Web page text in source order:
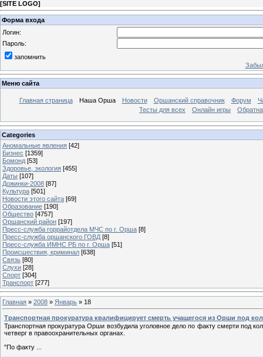
[SITE LOGO]
Форма входа
Логин:
Пароль:
запомнить
Меню сайта
Главная страница Наша Орша Новости Оршанский справочник Форум
Тесты для всех
Онлайн игры
Categories
Аномальные явления [42]
Бизнес [1359]
Бомонд [53]
Здоровье, экология [455]
Даты [107]
Дожинки-2008 [87]
Культура [501]
Новости этого сайта [69]
Образование [190]
Общество [4757]
Оршанский район [197]
Пресс-служба горрайотдела МЧС по г. Орша [8]
Пресс-служба оршанского ГОВД [8]
Пресс-служба ИМНС РБ по г. Орша [51]
Проиcшествия, криминал [638]
Связь [80]
Слухи [28]
Спорт [304]
Транспорт [277]
Главная » 2008 » Январь » 18
Транспортная прокуратура квалифицирует смерть учащегося из Орши под
Транспортная прокуратура Орши возбудила уголовное дело по факту смерти под
четверг в правоохранительных органах.
"По факту